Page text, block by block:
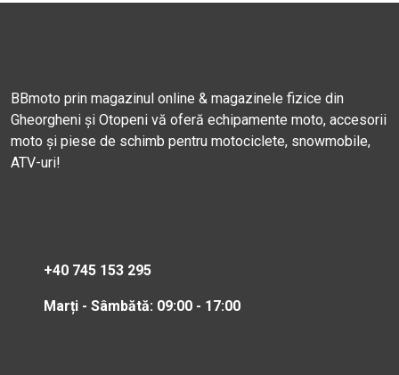
BBmoto prin magazinul online & magazinele fizice din
Gheorgheni și Otopeni vă oferă echipamente moto, accesorii
moto și piese de schimb pentru motociclete, snowmobile,
ATV-uri!
+40 745 153 295
Marți - Sâmbătă: 09:00 - 17:00